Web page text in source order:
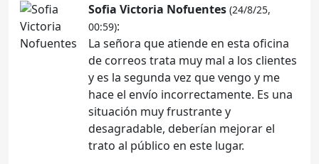
Sofia Victoria Nofuentes (24/8/25,
00:59):
La señora que atiende en esta oficina
de correos trata muy mal a los clientes
y es la segunda vez que vengo y me
hace el envío incorrectamente. Es una
situación muy frustrante y
desagradable, deberían mejorar el
trato al público en este lugar.